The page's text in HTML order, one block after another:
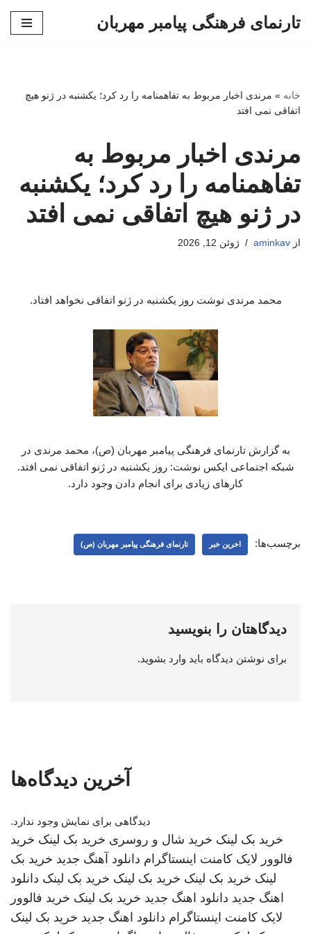
تارنمای فرهنگی پیامبر مهربان
خانه » مرندی اخبار مربوط به تفاهمنامه را رد کرد؛ یکشنبه در ژنو هیچ
اتفاقی نمی افتد
مرندی اخبار مربوط به
تفاهمنامه را رد کرد؛ یکشنبه
در ژنو هیچ اتفاقی نمی افتد
از aminkav ژوئن 12, 2026
محمد مرندی نوشت روز یکشنبه در ژنو اتفاقی نخواهد افتاد.
به گزارش تارنمای فرهنگی پیامبر مهربان (ص)، محمد مرندی در
شبکه اجتماعی ایکس نوشت: روز یکشنبه در ژنو اتفاقی نمی افتد.
کارهای زیادی برای انجام دادن وجود دارد.
برچسب‌ها: اخرین خبر تارنمای فرهنگی پیامبر مهربان (ص)
دیدگاهتان را بنویسید
برای نوشتن دیدگاه باید وارد بشوید.
آخرین دیدگاه‌ها
دیدگاهی برای نمایش وجود ندارد.
خرید بک لینک خرید شال و روسری خرید بک لینک خرید
فالوور لایک کامنت اینستاگرام دانلود آهنگ جدید خرید بک
لینک خرید بک لینک خرید بک لینک خرید بک لینک دانلود
اهنگ جدید دانلود اهنگ جدید خرید بک لینک خرید فالوور
لایک کامنت اینستاگرام دانلود اهنگ جدید خرید بک لینک